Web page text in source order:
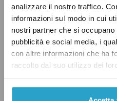
analizzare il nostro traffico.
informazioni sul modo in cui
nostri partner che si occupano
pubblicità e social media, i
con altre informazioni che ha
raccolto dal suo utilizzo dei
Se il 4 ottobre diventerà
attività lavorative si
persone che
avranno diritto a godere
più alta per quella
rappresenterà dunque
le aziende private, ma